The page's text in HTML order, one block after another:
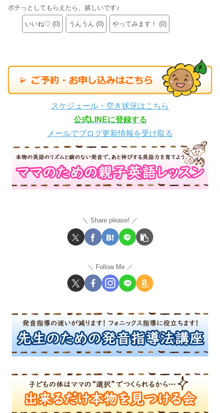
ポチっとしてもらえたら、嬉しいです♪
いいね♡ (0) うんうん (0) やってみます！ (0)
スケジュール・空き状況はこちら
公式LINEに登録する
メールでブログ更新情報を受け取る
Share please!
Follow Me